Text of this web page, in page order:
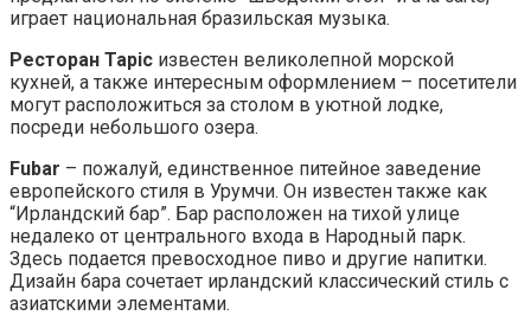
играет национальная бразильская музыка.
Ресторан Tapic известен великолепной морской
кухней, а также интересным оформлением – посетители
могут расположиться за столом в уютной лодке,
посреди небольшого озера.
Fubar – пожалуй, единственное питейное заведение
европейского стиля в Урумчи. Он известен также как
“Ирландский бар”. Бар расположен на тихой улице
недалеко от центрального входа в Народный парк.
Здесь подается превосходное пиво и другие напитки.
Дизайн бара сочетает ирландский классический стиль с
азиатскими элементами.